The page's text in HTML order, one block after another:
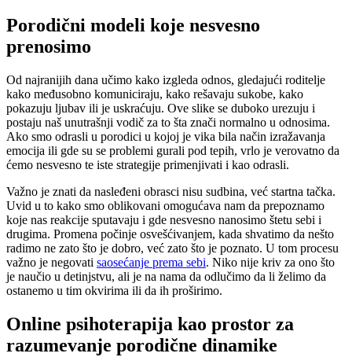
Porodični modeli koje nesvesno
prenosimo
Od najranijih dana učimo kako izgleda odnos, gledajući roditelje
kako međusobno komuniciraju, kako rešavaju sukobe, kako
pokazuju ljubav ili je uskraćuju. Ove slike se duboko urezuju i
postaju naš unutrašnji vodič za to šta znači normalno u odnosima.
Ako smo odrasli u porodici u kojoj je vika bila način izražavanja
emocija ili gde su se problemi gurali pod tepih, vrlo je verovatno da
ćemo nesvesno te iste strategije primenjivati i kao odrasli.
Važno je znati da nasleđeni obrasci nisu sudbina, već startna tačka.
Uvid u to kako smo oblikovani omogućava nam da prepoznamo
koje nas reakcije sputavaju i gde nesvesno nanosimo štetu sebi i
drugima. Promena počinje osvešćivanjem, kada shvatimo da nešto
radimo ne zato što je dobro, već zato što je poznato. U tom procesu
važno je negovati saosećanje prema sebi. Niko nije kriv za ono što
je naučio u detinjstvu, ali je na nama da odlučimo da li želimo da
ostanemo u tim okvirima ili da ih proširimo.
Online psihoterapija kao prostor za
razumevanje porodične dinamike